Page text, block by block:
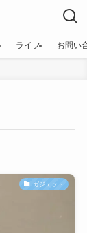
ライフ お問い
ガジェット